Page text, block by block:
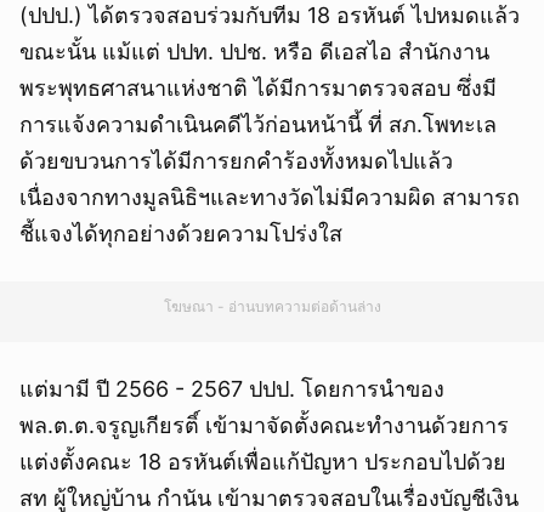
(ปปป.) ได้ตรวจสอบร่วมกับทีม 18 อรหันต์ ไปหมดแล้ว
ขณะนั้น แม้แต่ ปปท. ปปช. หรือ ดีเอสไอ สำนักงาน
พระพุทธศาสนาแห่งชาติ ได้มีการมาตรวจสอบ ซึ่งมี
การแจ้งความดำเนินคดีไว้ก่อนหน้านี้ ที่ สภ.โพทะเล
ด้วยขบวนการได้มีการยกคำร้องทั้งหมดไปแล้ว
เนื่องจากทางมูลนิธิฯและทางวัดไม่มีความผิด สามารถ
ชี้แจงได้ทุกอย่างด้วยความโปร่งใส
โฆษณา - อ่านบทความต่อด้านล่าง
แต่มามี ปี 2566 - 2567 ปปป. โดยการนำของ
พล.ต.ต.จรูญเกียรติ์ เข้ามาจัดตั้งคณะทำงานด้วยการ
แต่งตั้งคณะ 18 อรหันต์เพื่อแก้ปัญหา ประกอบไปด้วย
สท ผู้ใหญ่บ้าน กำนัน เข้ามาตรวจสอบในเรื่องบัญชีเงิน